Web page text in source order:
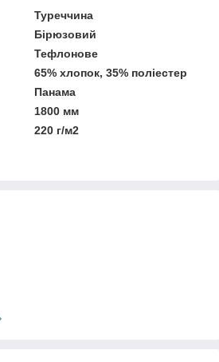
Туреччина
Бірюзовий
Тефлонове
65% хлопок, 35% поліестер
Панама
1800 мм
220 г/м2